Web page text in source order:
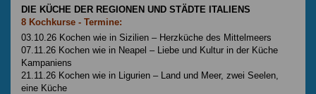
DIE KÜCHE DER REGIONEN UND STÄDTE ITALIENS
8 Kochkurse - Termine:
03.10.26 Kochen wie in Sizilien – Herzküche des Mittelmeers
07.11.26 Kochen wie in Neapel – Liebe und Kultur in der Küche
Kampaniens
21.11.26 Kochen wie in Ligurien – Land und Meer, zwei Seelen,
eine Küche